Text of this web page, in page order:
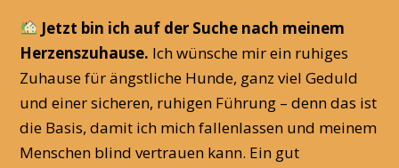
Jetzt bin ich auf der Suche nach meinem
Herzenszuhause. Ich wünsche mir ein ruhiges
Zuhause für ängstliche Hunde, ganz viel Geduld
und einer sicheren, ruhigen Führung – denn das ist
die Basis, damit ich mich fallenlassen und meinem
Menschen blind vertrauen kann. Ein gut